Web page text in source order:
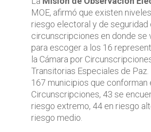
MOE, afirmó que existen
riesgo electoral y de seguridad
circunscripciones en donde se
para escoger a los 16
la Cámara por
Transitorias Especiales de Paz.
167 municipios que conforman
Circunscripciones, 43 se
riesgo extremo, 44 en riesgo
riesgo medio.